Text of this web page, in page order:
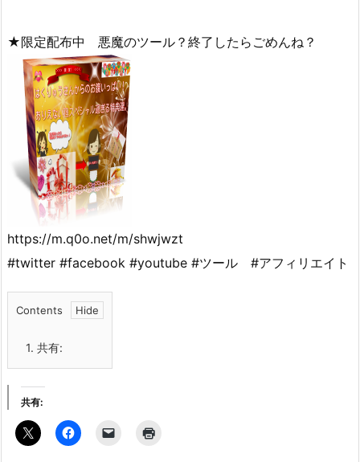
★限定配布中 悪魔のツール？終了したらごめんね？
https://m.q0o.net/m/shwjwzt
#twitter #facebook #youtube #ツール #アフィリエイト
Contents
1. 共有:
共有: